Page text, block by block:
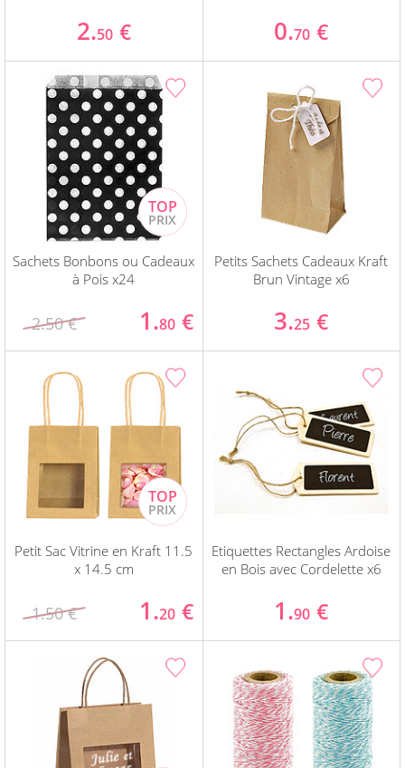
2.50 € 0.70 €
Sachets Bonbons ou Cadeaux
à Pois x24
2.50 € 1.80 €
Petits Sachets Cadeaux Kraft
Brun Vintage x6
3.25 €
Petit Sac Vitrine en Kraft 11.5
x 14.5 cm
1.50 € 1.20 €
Etiquettes Rectangles Ardoise
en Bois avec Cordelette x6
1.90 €